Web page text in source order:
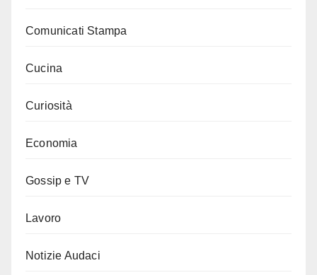
Comunicati Stampa
Cucina
Curiosità
Economia
Gossip e TV
Lavoro
Notizie Audaci